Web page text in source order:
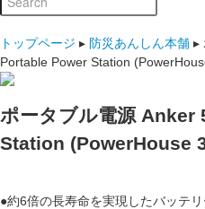
トップページ ▸ 防災あんしん本舗 ▸
Portable Power Station
ポータブル電源 Anker
Station (PowerHouse
●約6倍の長寿命を実現したバッテリ